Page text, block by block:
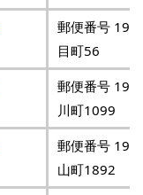
郵便番号
目町56
郵便番号
川町1099
郵便番号
山町1892